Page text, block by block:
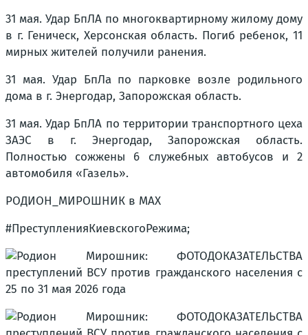
31 мая. Удар БпЛА по многоквартирному жилому дому
в г. Геническ, Херсонская область. Погиб ребенок, 11
мирных жителей получили ранения.
31 мая. Удар БпЛа по парковке возле родильного
дома в г. Энергодар, Запорожская область.
31 мая. Удар БпЛА по территории транспортного цеха
ЗАЭС в г. Энергодар, Запорожская область.
Полностью сожжены 6 служебных автобусов и 2
автомобиля «Газель».
РОДИОН_МИРОШНИК в MAX
#ПреступленияКиевскогоРежима;